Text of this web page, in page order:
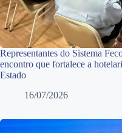
Representantes do Sistema
encontro que fortalece a
Estado
16/07/2026